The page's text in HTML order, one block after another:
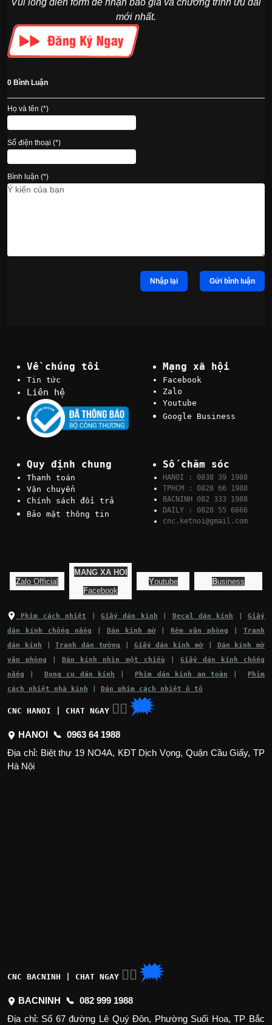
Vui lòng điền form để nhận báo giá và chương trình ưu đãi
mới nhất.
0 Bình Luận
Họ và tên (*)
Số điện thoại (*)
Bình luận (*)
Nhập lại Gửi bình luận
Về chúng tôi
Tin tức
Liên hệ
Mạng xã hội
Facebook
Zalo
Youtube
Google Business
Quy định chung
Thanh toán
Vận chuyển
Chính sách đổi trả
Bảo mật thông tin
Số chăm sóc
HANOI : 0838 39 1988
TPHCM : 0828 66 1988
BACNINH 082 333 1988
DAILY : 0828 55 6666
cnc.ketnoi@gmail.com
Zalo Official
MANG XA HOI
Facebook
Youtube Business
Phim cách nhiệt Giấy dán kính Decal dán kính |Giấy
dán kính chống nắng
Dán kính mờ |Rèm văn phòng |Tranh
dán kính
Tranh dán tường Giấy dán kính mờ
Dán kính mờ
văn phòng
|Dán kính nhìn một chiều
Giấy dán kính chống
nắng
Dụng cụ dán kính Phim dán kính an toàn
Phim
cách nhiệt nhà kính
Dán phim cách nhiệt ô tô
CNC HANOI | CHAT NGAY 👉🏽 🗯
HANOI 📞 0963 64 1988
Địa chỉ: Biệt thự 19 NO4A, KĐT Dịch Vọng, Quận Cầu Giấy, TP
Hà Nội
CNC BACNINH | CHAT NGAY 👉🏽 🗯
BACNINH 📞 082 999 1988
Địa chỉ: Số 67 đường Lê Quý Đôn, Phường Suối Hoa, TP Bắc